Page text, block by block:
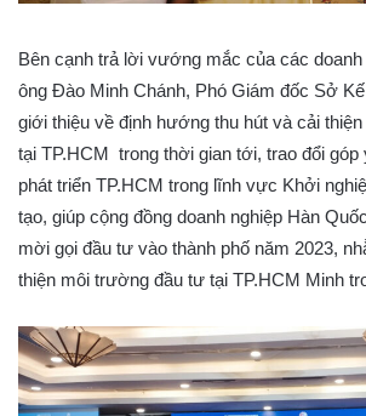
Bên cạnh trả lời vướng mắc của các doanh
ông Đào Minh Chánh, Phó Giám đốc Sở
giới thiệu về định hướng thu hút và cải
tại TP.HCM trong thời gian tới, trao đổi
phát triển TP.HCM trong lĩnh vực Khởi
tạo, giúp cộng đồng doanh nghiệp Hàn
mời gọi đầu tư vào thành phố năm 2023,
thiện môi trường đầu tư tại TP.HCM Minh